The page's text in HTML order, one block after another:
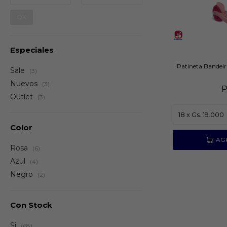
Patineta
Especiales
Sale (3)
Nuevos (3)
Outlet (3)
Color
Rosa (6)
Azul (4)
Negro (2)
Con Stock